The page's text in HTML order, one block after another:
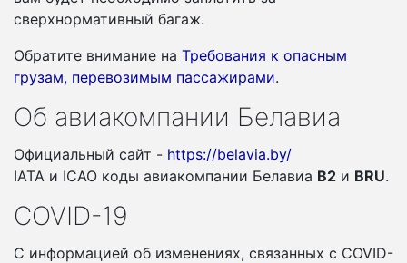
сверхнормативный багаж.
Обратите внимание на Требования к опасным
грузам, перевозимым пассажирами.
Об авиакомпании Белавиа
Официальный сайт - https://belavia.by/
IATA и ICAO коды авиакомпании Белавиа B2 и BRU.
COVID-19
С информацией об изменениях, связанных c COVID-